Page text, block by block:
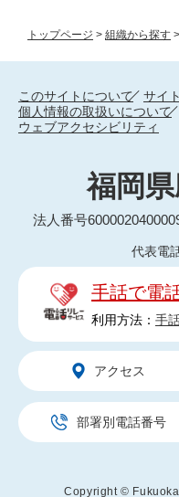
トップページ > 組織から探す >
このサイトについて
サイ
個人情報の取扱いについて
ウェブアクセシビリティ
福岡
法人番号
代表電
手話で電
利用方法： 手
アクセス
部署別電話番号
Copyright ©